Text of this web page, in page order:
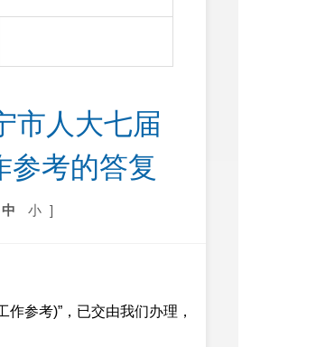
市人大七届
参考的答复
中 小 ]
参考)”，已交由我们办理，